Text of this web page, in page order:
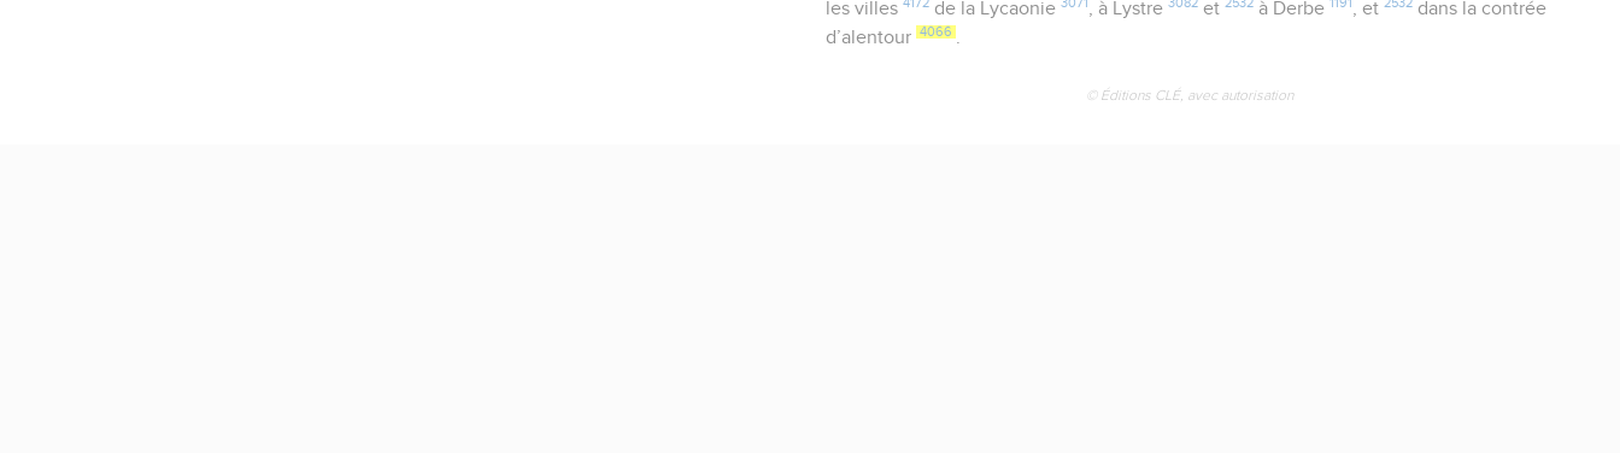
les villes4172 de la Lycaonie3071 , à Lystre3082 et2532 à Derbe 1191 , et2532 dans la contrée
d’alentour 4066 .
© Éditions CLÉ, avec autorisation